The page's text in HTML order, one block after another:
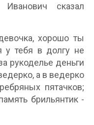
сказал
хорошо ты
у тебя в долгу не
рукоделье деньги
а в ведерко
пятачков;
брильянтик -